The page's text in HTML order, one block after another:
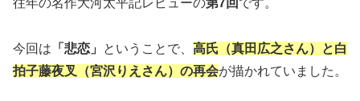
今回は 「悲恋」 ということで、 高氏（真田広之さん）と白
拍子藤夜叉（宮沢りえさん）の再会が描かれていました。